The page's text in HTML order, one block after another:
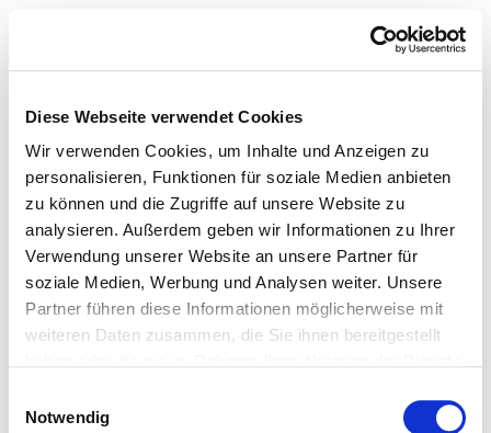
Diese Webseite verwendet Cookies
Wir verwenden Cookies, um Inhalte und Anzeigen zu
personalisieren, Funktionen für soziale Medien anbieten
zu können und die Zugriffe auf unsere Website zu
analysieren. Außerdem geben wir Informationen zu Ihrer
Verwendung unserer Website an unsere Partner für
soziale Medien, Werbung und Analysen weiter. Unsere
Partner führen diese Informationen möglicherweise mit
weiteren Daten zusammen, die Sie ihnen bereitgestellt
Notwendig